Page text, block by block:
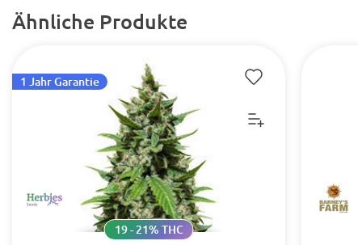
Ähnliche Produkte
19 - 21% THC
1 Jahr Garantie